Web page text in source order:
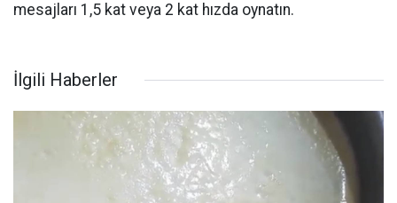
mesajları 1,5 kat veya 2 kat hızda oynatın.
İlgili Haberler